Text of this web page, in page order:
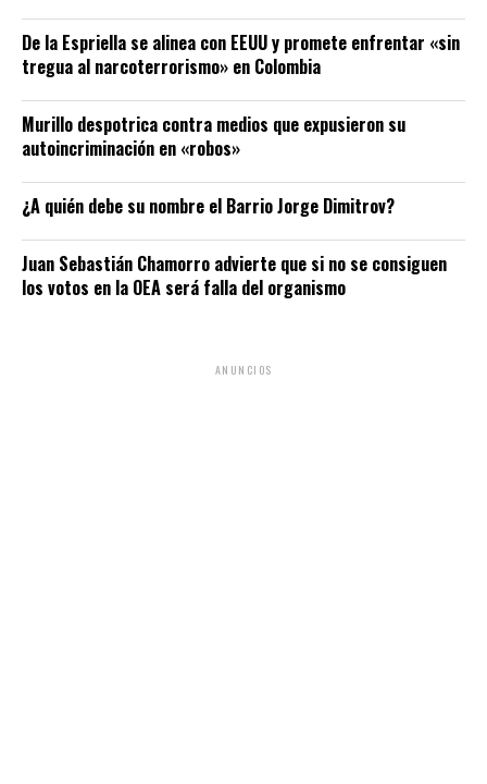
De la Espriella se alinea con EEUU y promete enfrentar «sin
tregua al narcoterrorismo» en Colombia
Murillo despotrica contra medios que expusieron su
autoincriminación en «robos»
¿A quién debe su nombre el Barrio Jorge Dimitrov?
Juan Sebastián Chamorro advierte que si no se consiguen
los votos en la OEA será falla del organismo
ANUNCIOS